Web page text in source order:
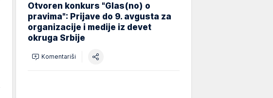
Otvoren konkurs "Glas(no) o
pravima": Prijave do 9. avgusta za
organizacije i medije iz devet
okruga Srbije
Komentariši